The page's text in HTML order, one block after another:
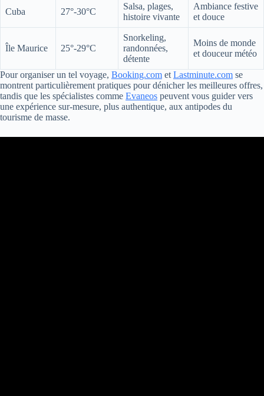
Cuba 27°-30°C
Salsa, plages,
histoire vivante
Ambiance festive
et douce
Île Maurice 25°-29°C
Snorkeling,
randonnées,
détente
Moins de monde
et douceur météo
Pour organiser un tel voyage, Booking.com et Lastminute.com se
montrent particulièrement pratiques pour dénicher les meilleures offres,
tandis que les spécialistes comme Evaneos peuvent vous guider vers
une expérience sur-mesure, plus authentique, aux antipodes du
tourisme de masse.